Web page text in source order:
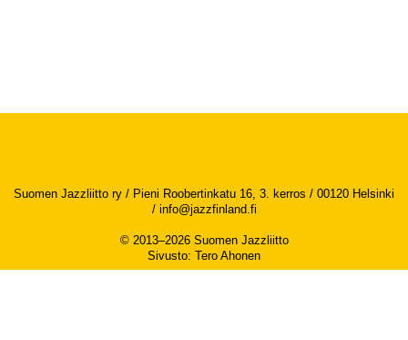
Suomen Jazzliitto ry / Pieni Roobertinkatu 16, 3. kerros / 00120 Helsinki
/ info@jazzfinland.fi
© 2013–2026 Suomen Jazzliitto
Sivusto: Tero Ahonen